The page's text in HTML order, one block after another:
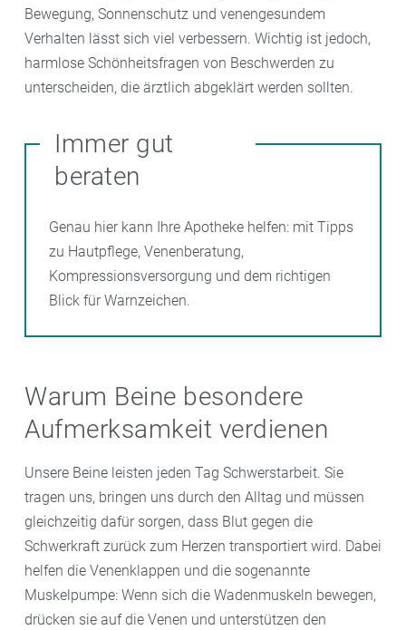
Bewegung, Sonnenschutz und venengesundem
Verhalten lässt sich viel verbessern. Wichtig ist jedoch,
harmlose Schönheitsfragen von Beschwerden zu
unterscheiden, die ärztlich abgeklärt werden sollten.
Immer gut
beraten
Genau hier kann Ihre Apotheke helfen: mit Tipps
zu Hautpflege, Venenberatung,
Kompressionsversorgung und dem richtigen
Blick für Warnzeichen.
Warum Beine besondere
Aufmerksamkeit verdienen
Unsere Beine leisten jeden Tag Schwerstarbeit. Sie
tragen uns, bringen uns durch den Alltag und müssen
gleichzeitig dafür sorgen, dass Blut gegen die
Schwerkraft zurück zum Herzen transportiert wird. Dabei
helfen die Venenklappen und die sogenannte
Muskelpumpe: Wenn sich die Wadenmuskeln bewegen,
drücken sie auf die Venen und unterstützen den